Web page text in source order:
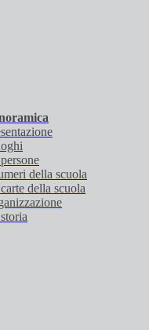
della scuola
della scuola